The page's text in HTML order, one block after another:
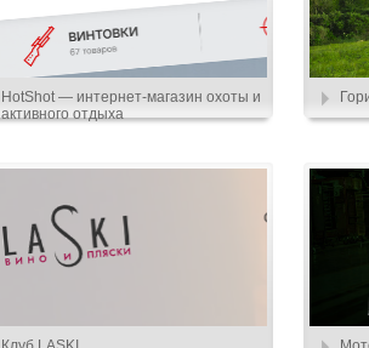
HotShot — интернет-магазин охоты и
активного отдыха